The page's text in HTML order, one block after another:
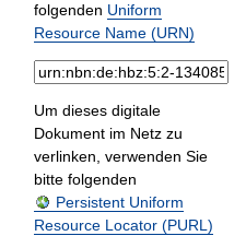
folgenden Uniform
Resource Name (URN)
Um dieses digitale
Dokument im Netz zu
verlinken, verwenden Sie
bitte folgenden
Persistent Uniform
Resource Locator (PURL)